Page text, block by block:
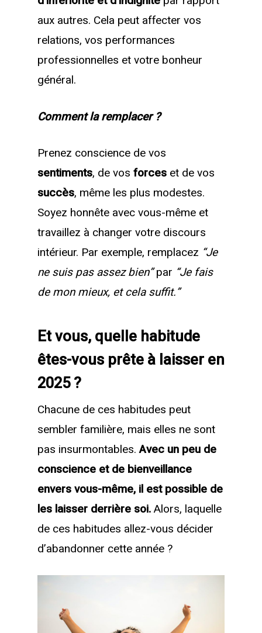
aux autres. Cela peut affecter vos
relations, vos performances
professionnelles et votre bonheur
général.
Comment la remplacer ?
Prenez conscience de vos
sentiments, de vos forces et de vos
succès, même les plus modestes.
Soyez honnête avec vous-même et
travaillez à changer votre discours
intérieur. Par exemple, remplacez “Je
ne suis pas assez bien”par “Je fais
de mon mieux, et cela suffit.”
Et vous, quelle habitude
êtes-vous prête à laisser en
2025 ?
Chacune de ces habitudes peut
sembler familière, mais elles ne sont
pas insurmontables.Avec un peu de
conscience et de bienveillance
envers vous-même, il est possible de
les laisser derrière soi.Alors, laquelle
de ces habitudes allez-vous décider
d’abandonner cette année ?